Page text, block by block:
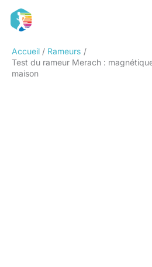
Accueil
Rameurs
Test du rameur Merach :
maison
Rechercher